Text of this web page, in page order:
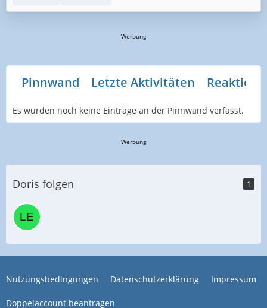
Werbung
Pinnwand Letzte Aktivitäten
Es wurden noch keine Einträge an der Pinnwand verfasst.
Werbung
Doris folgen 1
Nutzungsbedingungen Datenschutzerklärung Impressum
Doppelaccount beantragen